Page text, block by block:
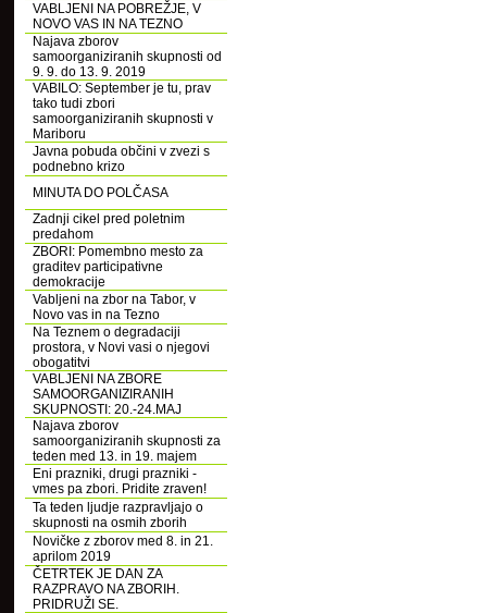
VABLJENI NA POBREŽJE, V
NOVO VAS IN NA TEZNO
Najava zborov
samoorganiziranih skupnosti od
9. 9. do 13. 9. 2019
VABILO: September je tu, prav
tako tudi zbori
samoorganiziranih skupnosti v
Mariboru
Javna pobuda občini v zvezi s
podnebno krizo
MINUTA DO POLČASA
Zadnji cikel pred poletnim
predahom
ZBORI: Pomembno mesto za
graditev participativne
demokracije
Vabljeni na zbor na Tabor, v
Novo vas in na Tezno
Na Teznem o degradaciji
prostora, v Novi vasi o njegovi
obogatitvi
VABLJENI NA ZBORE
SAMOORGANIZIRANIH
SKUPNOSTI: 20.-24.MAJ
Najava zborov
samoorganiziranih skupnosti za
teden med 13. in 19. majem
Eni prazniki, drugi prazniki -
vmes pa zbori. Pridite zraven!
Ta teden ljudje razpravljajo o
skupnosti na osmih zborih
Novičke z zborov med 8. in 21.
aprilom 2019
ČETRTEK JE DAN ZA
RAZPRAVO NA ZBORIH.
PRIDRUŽI SE.